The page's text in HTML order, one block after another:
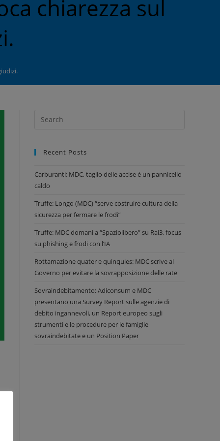
chiarezza sul
Recent Posts
Carburanti: MDC, taglio delle accise è un pannicello
caldo
Truffe: Longo (MDC) “serve costruire cultura della
sicurezza per fermare le frodi”
Truffe: MDC domani a “Spaziolibero” su Rai3, focus
su phishing e frodi con l’IA
Rottamazione quater e quinquies: MDC scrive al
Governo per evitare la sovrapposizione delle rate
Sovraindebitamento: Adiconsum e MDC
presentano una Survey Report sulle agenzie di
debito ingannevoli, un Report europeo sugli
strumenti e le procedure per le famiglie
sovraindebitate e un Position Paper